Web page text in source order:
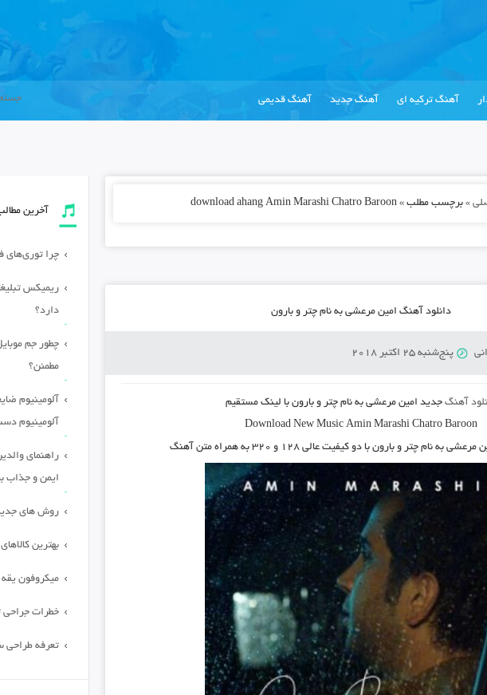
آهنگ ترکیه ای آهنگ جدید آهنگ قدیمی
» برچسب مطلب » download ahang Amin Marashi Chatro Baroon
دانلود آهنگ امین مرعشی به نام چتر و بارون
پنج‌شنبه 25 اکتبر 2018
آهنگ جدید امین مرعشی به نام چتر و بارون با لینک مستقیم
Download New Music Amin Marashi Chatro Baroon
مرعشی به نام چتر و بارونبا دو کیفیت عالی ۱۲۸ و ۳۲۰ به همراه متن آهنگ
آخرین
چرا توری‌های
ریمیکس
دارد؟
چطور جم
مطمئن؟
آلومینیوم
آلومینیوم
راهنمای
ایمن و جذاب
روش های
بهترین
میکروفون
خطرات جراحی
تعرفه طراحی